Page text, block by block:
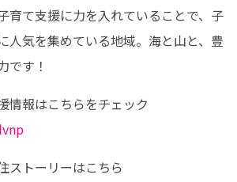
育て支援に力を入れていることで、子
人気を集めている地域。海と山と、豊
です！